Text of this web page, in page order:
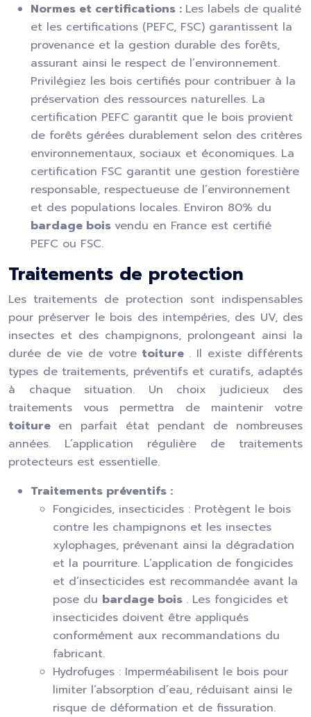
Normes et certifications : Les labels de qualité
et les certifications (PEFC, FSC) garantissent la
provenance et la gestion durable des forêts,
assurant ainsi le respect de l’environnement.
Privilégiez les bois certifiés pour contribuer à la
préservation des ressources naturelles. La
certification PEFC garantit que le bois provient
de forêts gérées durablement selon des critères
environnementaux, sociaux et économiques. La
certification FSC garantit une gestion forestière
responsable, respectueuse de l’environnement
et des populations locales. Environ 80% du
bardage bois vendu en France est certifié
PEFC ou FSC.
Traitements de protection
Les traitements de protection sont indispensables
pour préserver le bois des intempéries, des UV, des
insectes et des champignons, prolongeant ainsi la
durée de vie de votre toiture . Il existe différents
types de traitements, préventifs et curatifs, adaptés
à chaque situation. Un choix judicieux des
traitements vous permettra de maintenir votre
toiture en parfait état pendant de nombreuses
années. L’application régulière de traitements
protecteurs est essentielle.
Traitements préventifs :
Fongicides, insecticides : Protègent le bois
contre les champignons et les insectes
xylophages, prévenant ainsi la dégradation
et la pourriture. L’application de fongicides
et d’insecticides est recommandée avant la
pose du bardage bois . Les fongicides et
insecticides doivent être appliqués
conformément aux recommandations du
fabricant.
Hydrofuges : Imperméabilisent le bois pour
limiter l’absorption d’eau, réduisant ainsi le
risque de déformation et de fissuration.